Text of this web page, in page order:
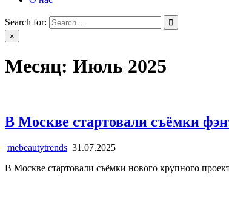
Search for:
×
Месяц: Июль 2025
В Москве стартовали съёмки
mebeautytrends 31.07.2025
В Москве стартовали съёмки нового крупного